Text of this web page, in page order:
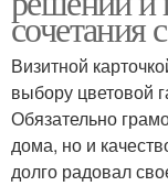
сочетания
Визитной
выбору цветовой
Обязательно
дома, но и
долго радовал